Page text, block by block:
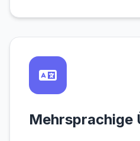
Mehrsprachige